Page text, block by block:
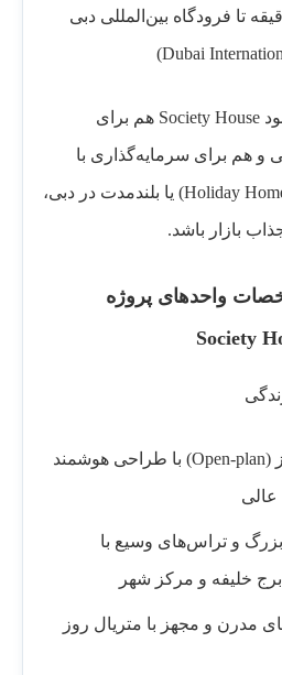
۱۵ دقیقه تا فرودگاه بین‌المللی دبی
این موقعیت باعث می‌شود Society House هم برای
هم برای سرمایه‌گذاری با
هدف اجاره کوتاه‌مدت (Holiday Home) یا بلندمدت در دبی،
بازار باشد.
واحدهای پروژه
پلان‌های باز (Open-plan) با طراحی هوشمند
و تراس‌های وسیع با
خلیفه و مرکز شهر
مدرن و مجهز با متریال روز